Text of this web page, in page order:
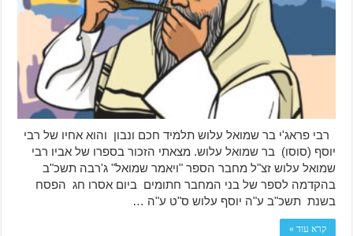
רבי פראג'י בר שמואל עלוש תלמיד חכם ונבון והוא אחיו של רבי
יוסף (סוסו) בר שמואל עלוש. מצאתי הזכור בספרו של אביו רבי
שמואל עלוש זצ"ל מחבר הספר "ויאמר שמואל" ג'רבה תשכ"ב
בהקדמה לספר של בני המחבר חתומים ביום אסרו חג הפסח
בשנת תשכ"ב ע"ה יוסף עלוש ס"ט ע"ה …
קרא עוד »